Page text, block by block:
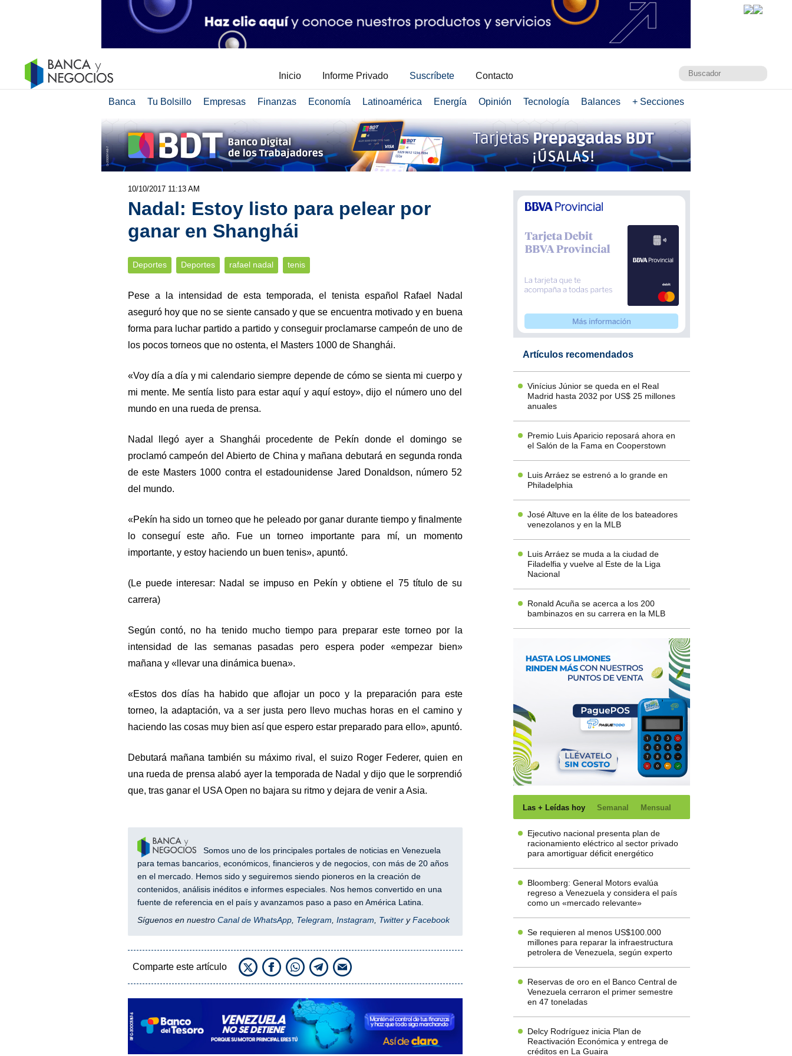
Inicio Informe Privado Suscríbete Contacto
Banca Tu Bolsillo Empresas Finanzas Economía Latinoamérica Energía Opinión Tecnología Balances + Secciones
10/10/2017 11:13 AM
Nadal: Estoy listo para pelear por
ganar en Shanghái
Deportes Deportes rafael nadal tenis
Pese a la intensidad de esta temporada, el tenista español Rafael Nadal
aseguró hoy que no se siente cansado y que se encuentra motivado y en buena
forma para luchar partido a partido y conseguir proclamarse campeón de uno de
los pocos torneos que no ostenta, el Masters 1000 de Shanghái.
«Voy día a día y mi calendario siempre depende de cómo se sienta mi cuerpo y
mi mente. Me sentía listo para estar aquí y aquí estoy», dijo el número uno del
mundo en una rueda de prensa.
Nadal llegó ayer a Shanghái procedente de Pekín donde el domingo se
proclamó campeón del Abierto de China y mañana debutará en segunda ronda
de este Masters 1000 contra el estadounidense Jared Donaldson, número 52
del mundo.
«Pekín ha sido un torneo que he peleado por ganar durante tiempo y finalmente
lo conseguí este año. Fue un torneo importante para mí, un momento
importante, y estoy haciendo un buen tenis», apuntó.
(Le puede interesar: Nadal se impuso en Pekín y obtiene el 75 título de su
carrera)
Según contó, no ha tenido mucho tiempo para preparar este torneo por la
intensidad de las semanas pasadas pero espera poder «empezar bien»
mañana y «llevar una dinámica buena».
«Estos dos días ha habido que aflojar un poco y la preparación para este
torneo, la adaptación, va a ser justa pero llevo muchas horas en el camino y
haciendo las cosas muy bien así que espero estar preparado para ello», apuntó.
Debutará mañana también su máximo rival, el suizo Roger Federer, quien en
una rueda de prensa alabó ayer la temporada de Nadal y dijo que le sorprendió
que, tras ganar el USA Open no bajara su ritmo y dejara de venir a Asia.
Somos uno de los principales portales de noticias en Venezuela
para temas bancarios, económicos, financieros y de negocios, con más de 20 años
en el mercado. Hemos sido y seguiremos siendo pioneros en la creación de
contenidos, análisis inéditos e informes especiales. Nos hemos convertido en una
fuente de referencia en el país y avanzamos paso a paso en América Latina.
Síguenos en nuestro Canal de WhatsApp, Telegram, Instagram, TwitteryFacebook
Comparte este artículo
Artículos recomendados
Vinícius Júnior se queda en el Real
Madrid hasta 2032 por US$ 25 millones
anuales
Premio Luis Aparicio reposará ahora en
el Salón de la Fama en Cooperstown
Luis Arráez se estrenó a lo grande en
Philadelphia
José Altuve en la élite de los bateadores
venezolanos y en la MLB
Luis Arráez se muda a la ciudad de
Filadelfia y vuelve al Este de la Liga
Nacional
Ronald Acuña se acerca a los 200
bambinazos en su carrera en la MLB
Las + Leídas hoy Semanal Mensual
Ejecutivo nacional presenta plan de
racionamiento eléctrico al sector privado
para amortiguar déficit energético
Bloomberg: General Motors evalúa
regreso a Venezuela y considera el país
como un «mercado relevante»
Se requieren al menos US$100.000
millones para reparar la infraestructura
petrolera de Venezuela, según experto
Reservas de oro en el Banco Central de
Venezuela cerraron el primer semestre
en 47 toneladas
Delcy Rodríguez inicia Plan de
Reactivación Económica y entrega de
créditos en La Guaira